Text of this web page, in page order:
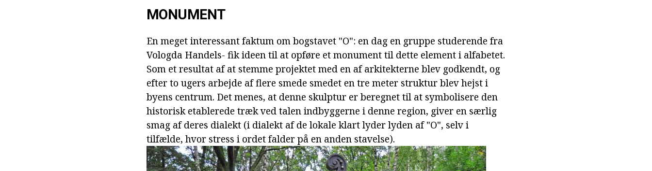
MONUMENT
En meget interessant faktum om bogstavet "O": en dag en gruppe studerende fra
Vologda Handels- fik ideen til at opføre et monument til dette element i alfabetet.
Som et resultat af at stemme projektet med en af arkitekterne blev godkendt, og
efter to ugers arbejde af flere smede smedet en tre meter struktur blev hejst i
byens centrum. Det menes, at denne skulptur er beregnet til at symbolisere den
historisk etablerede træk ved talen indbyggerne i denne region, giver en særlig
smag af deres dialekt (i dialekt af de lokale klart lyder lyden af "O", selv i
tilfælde, hvor stress i ordet falder på en anden stavelse).